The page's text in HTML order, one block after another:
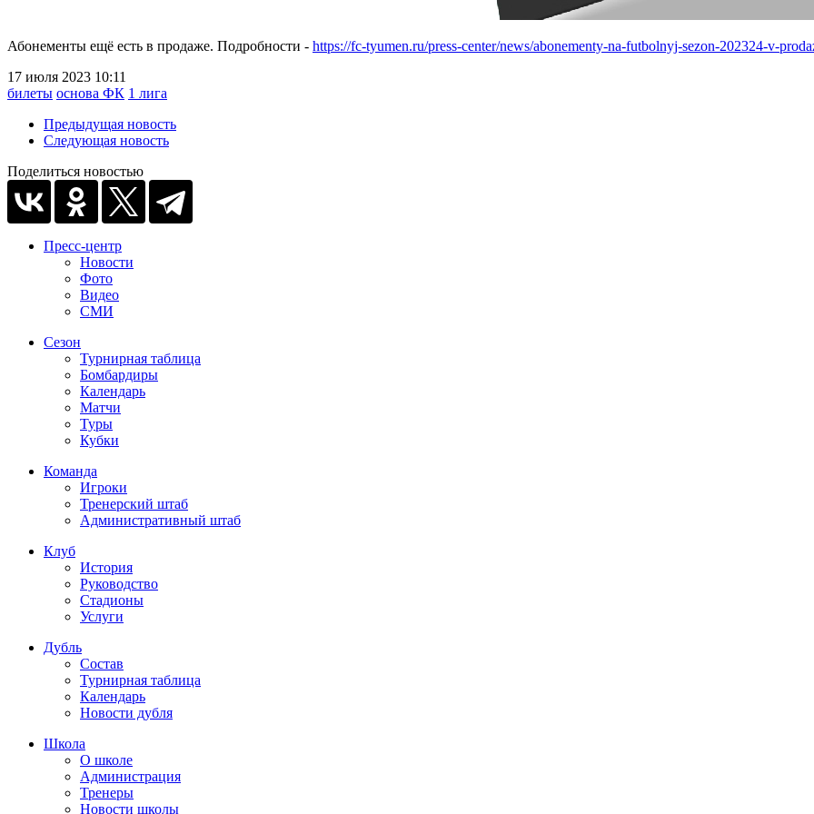
Абонементы ещё есть в продаже. Подробности - https://fc-tyumen.ru/press-center/news/abonementy-na-futbolnyj-sezon-202324-v-
17 июля 2023 10:11
билеты основа ФК 1 лига
Предыдущая новость
Следующая новость
Поделиться новостью
Пресс-центр
Новости
Фото
Видео
СМИ
Сезон
Турнирная таблица
Бомбардиры
Календарь
Матчи
Туры
Кубки
Команда
Игроки
Тренерский штаб
Административный штаб
Клуб
История
Руководство
Стадионы
Услуги
Дубль
Состав
Турнирная таблица
Календарь
Новости дубля
Школа
О школе
Администрация
Тренеры
Новости школы